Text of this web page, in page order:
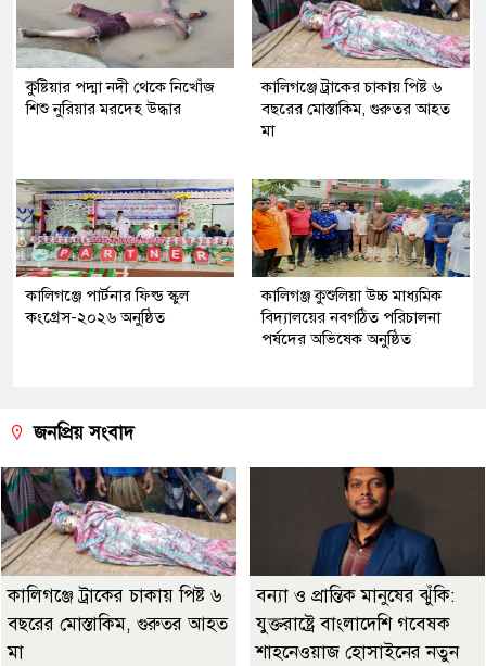
কুষ্টিয়ার পদ্মা নদী থেকে নিখোঁজ
শিশু নুরিয়ার মরদেহ উদ্ধার
কালিগঞ্জে ট্রাকের চাকায় পিষ্ট ৬
বছরের মোস্তাকিম, গুরুতর আহত
মা
কালিগঞ্জে পার্টনার ফিল্ড স্কুল
কংগ্রেস-২০২৬ অনুষ্ঠিত
কালিগঞ্জ কুশুলিয়া উচ্চ মাধ্যমিক
বিদ্যালয়ের নবগঠিত পরিচালনা
পর্ষদের অভিষেক অনুষ্ঠিত
জনপ্রিয় সংবাদ
কালিগঞ্জে ট্রাকের চাকায় পিষ্ট ৬
বছরের মোস্তাকিম, গুরুতর আহত
মা
বন্যা ও প্রান্তিক মানুষের ঝুঁকি:
যুক্তরাষ্ট্রে বাংলাদেশি গবেষক
শাহনেওয়াজ হোসাইনের নতুন